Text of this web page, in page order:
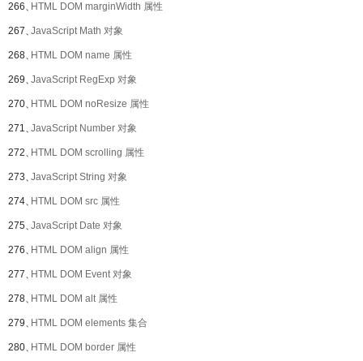
266、HTML DOM marginWidth 属性
267、JavaScript Math 对象
268、HTML DOM name 属性
269、JavaScript RegExp 对象
270、HTML DOM noResize 属性
271、JavaScript Number 对象
272、HTML DOM scrolling 属性
273、JavaScript String 对象
274、HTML DOM src 属性
275、JavaScript Date 对象
276、HTML DOM align 属性
277、HTML DOM Event 对象
278、HTML DOM alt 属性
279、HTML DOM elements 集合
280、HTML DOM border 属性